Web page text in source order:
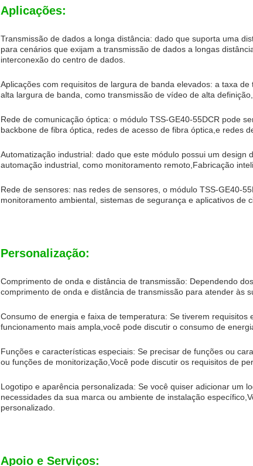
Aplicações:
Transmissão de dados a longa distância: dado que suporta uma
para cenários que exijam a transmissão de dados a longas
interconexão do centro de dados.
Aplicações com requisitos de largura de banda elevados: a taxa
alta largura de banda, como transmissão de vídeo de alta
Rede de comunicação óptica: o módulo TSS-GE40-55DCR pode
backbone de fibra óptica, redes de acesso de fibra óptica,e redes
Automatização industrial: dado que este módulo possui um
automação industrial, como monitoramento remoto,Fabricação
Rede de sensores: nas redes de sensores, o módulo TSS-GE40-
monitoramento ambiental, sistemas de segurança e aplicativos de
Personalização:
Comprimento de onda e distância de transmissão: Dependendo
comprimento de onda e distância de transmissão para atender às
Consumo de energia e faixa de temperatura: Se tiverem
funcionamento mais ampla,você pode discutir o consumo de
Funções e características especiais: Se precisar de funções ou
ou funções de monitorização,Você pode discutir os requisitos de
Logotipo e aparência personalizada: Se você quiser adicionar um
necessidades da sua marca ou ambiente de instalação
personalizado.
Apoio e Serviços: